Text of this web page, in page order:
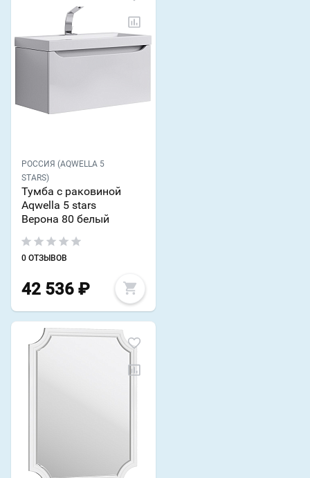
РОССИЯ (AQWELLA 5
STARS)
Тумба с раковиной
Aqwella 5 stars
Верона 80 белый
0 ОТЗЫВОВ
42 536 ₽